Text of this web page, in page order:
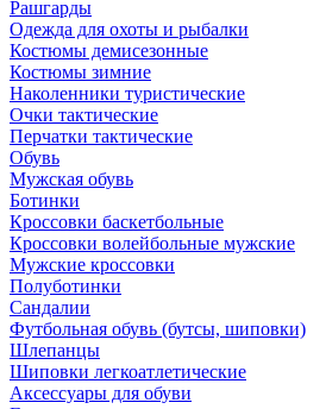
Рашгарды
Одежда для охоты и рыбалки
Костюмы демисезонные
Костюмы зимние
Наколенники туристические
Очки тактические
Перчатки тактические
Обувь
Мужская обувь
Ботинки
Кроссовки баскетбольные
Кроссовки волейбольные мужские
Мужские кроссовки
Полуботинки
Сандалии
Футбольная обувь (бутсы, шиповки)
Шлепанцы
Шиповки легкоатлетические
Аксессуары для обуви